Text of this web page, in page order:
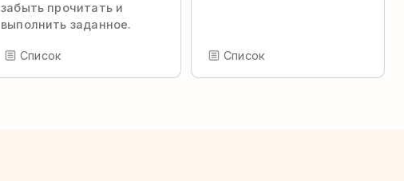
забыть прочитать и
выполнить заданное.
Список Список